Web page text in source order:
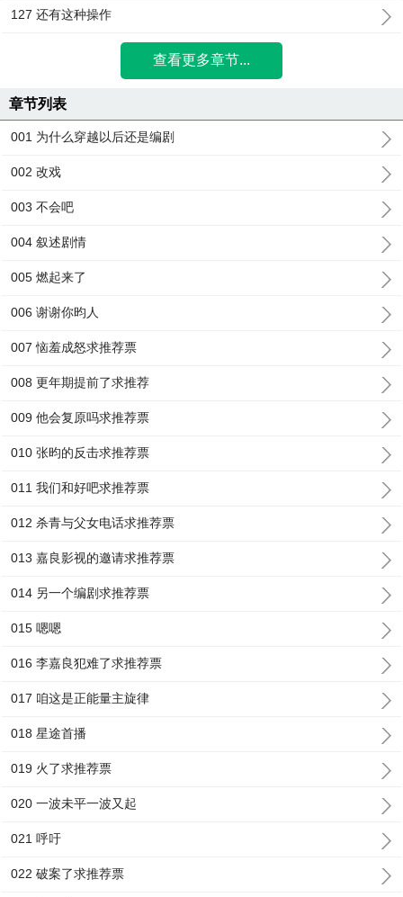
127 还有这种操作
查看更多章节...
章节列表
001 为什么穿越以后还是编剧
002 改戏
003 不会吧
004 叙述剧情
005 燃起来了
006 谢谢你昀人
007 恼羞成怒求推荐票
008 更年期提前了求推荐
009 他会复原吗求推荐票
010 张昀的反击求推荐票
011 我们和好吧求推荐票
012 杀青与父女电话求推荐票
013 嘉良影视的邀请求推荐票
014 另一个编剧求推荐票
015 嗯嗯
016 李嘉良犯难了求推荐票
017 咱这是正能量主旋律
018 星途首播
019 火了求推荐票
020 一波未平一波又起
021 呼吁
022 破案了求推荐票